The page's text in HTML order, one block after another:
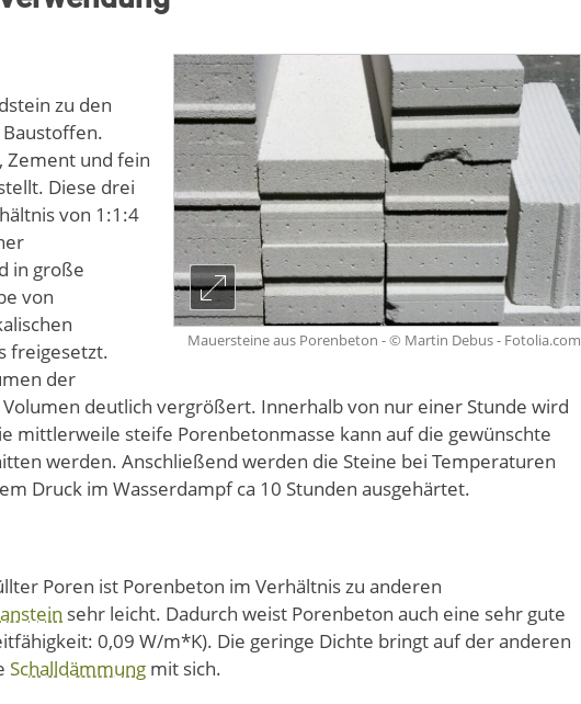
Mauersteine aus Porenbeton - © Martin Debus - Fotolia.com
zu den
Zement und fein
Diese drei
von 1:1:4
in große
von
freigesetzt.
der
deutlich vergrößert. Innerhalb von nur einer Stunde wird
mittlerweile steife Porenbetonmasse kann auf die gewünschte
werden. Anschließend werden die Steine bei Temperaturen
Druck im Wasserdampf ca 10 Stunden ausgehärtet.
Poren ist Porenbeton im Verhältnis zu anderen
sehr leicht. Dadurch weist Porenbeton auch eine sehr gute
0,09 W/m*K). Die geringe Dichte bringt auf der anderen
Schalldämmung mit sich.